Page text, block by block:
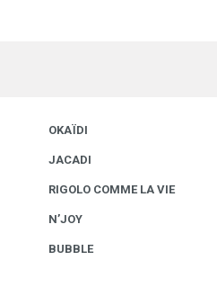
OKAÏDI
JACADI
RIGOLO COMME LA VIE
N’JOY
BUBBLE